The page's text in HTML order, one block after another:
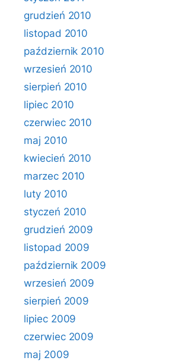
grudzień 2010
listopad 2010
październik 2010
wrzesień 2010
sierpień 2010
lipiec 2010
czerwiec 2010
maj 2010
kwiecień 2010
marzec 2010
luty 2010
styczeń 2010
grudzień 2009
listopad 2009
październik 2009
wrzesień 2009
sierpień 2009
lipiec 2009
czerwiec 2009
maj 2009